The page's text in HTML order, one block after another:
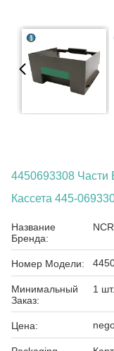
4450693308 Части
Кассета 445-
Название
Бренда:
NCR
Номер Модели:
Минимальный
Заказ:
1 шт.
Цена: